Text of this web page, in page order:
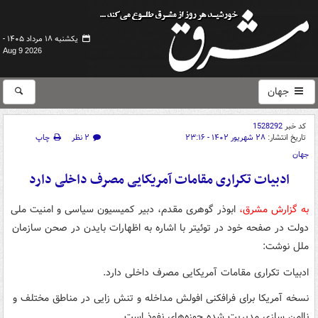
یکشنبه ۱۸ مرداد ۱۴۰۵ -
Aug 9 2026
جهان
کد خبر1528292
تاریخ انتشار: ۲۸ شهریور ۱۴۰۲ - ۲۳:۱۶ ۲ نظر
چاپ
جهان
ادبیات تکراری مقامات آمریکایی مصرف داخلی دارد
به گزارش مشرق، ابوذر گوهری مقدم، دبیر کمیسیون سیاسی و امنیت ملی
دولت در صفحه خود در توئیتر با اشاره به اظهارات بایدن در صحن سازمان
ملل نوشت:
ادبیات تکراری مقامات آمریکایی مصرف داخلی دارد.
نسخه آمریکا برای فرافکنی افولش مداخله و تنش زایی در مناطق مختلف و